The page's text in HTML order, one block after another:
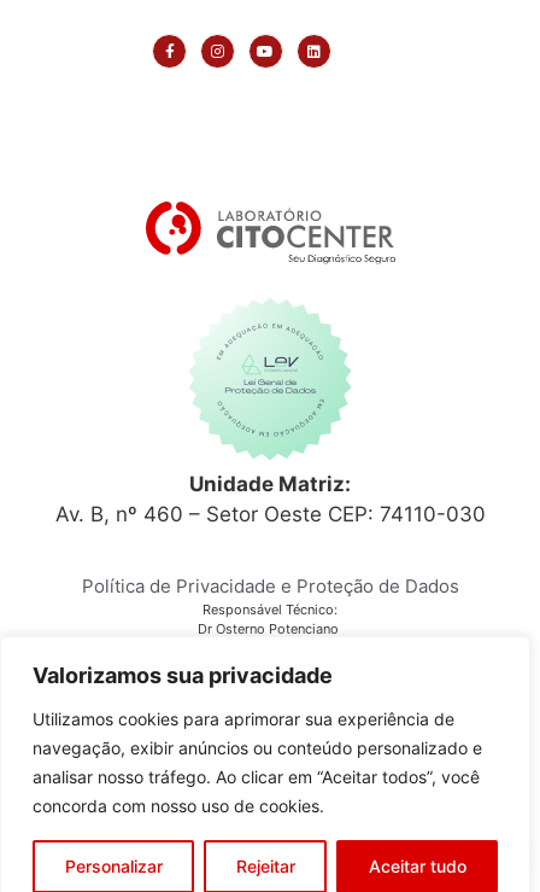
Valorizamos sua privacidade
Utilizamos cookies para aprimorar sua experiência de
navegação, exibir anúncios ou conteúdo personalizado e
analisar nosso tráfego. Ao clicar em “Aceitar todos”, você
concorda com nosso uso de cookies.
Personalizar Rejeitar Aceitar tudo
Unidade Matriz:
Av. B, nº 460 – Setor Oeste CEP: 74110-030
Política de Privacidade e Proteção de Dados
Responsável Técnico:
Dr Osterno Potenciano
Laboratório Citocenter
CNPJ 03.810.678/0001-28
Copyright © 2023Citocenter. Todos os direitos reservados.
Desenvolvido porGO!Sites